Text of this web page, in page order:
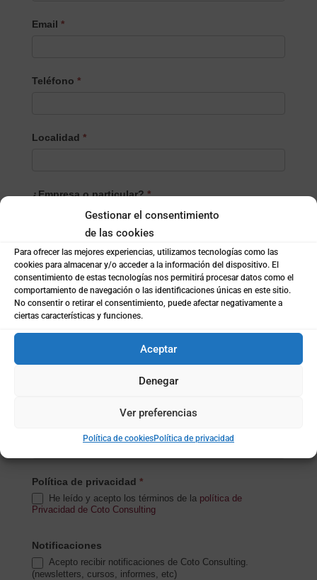
Gestionar el consentimiento
de las cookies
Para ofrecer las mejores experiencias, utilizamos tecnologías como las
cookies para almacenar y/o acceder a la información del dispositivo. El
consentimiento de estas tecnologías nos permitirá procesar datos como el
comportamiento de navegación o las identificaciones únicas en este sitio.
No consentir o retirar el consentimiento, puede afectar negativamente a
ciertas características y funciones.
Aceptar
Denegar
Ver preferencias
Política de cookiesPolítica de privacidad
Email *
Teléfono *
Localidad *
¿Empresa o particular?*
Particular
Nombre de la empresa*
Subida de archivo (opcional)
Política de privacidad *
He leído y acepto los términos de la política de
Privacidad de Coto Consulting
Notificaciones
Acepto recibir notificaciones de Coto Consulting.
(newsletters, cursos, informes, etc)